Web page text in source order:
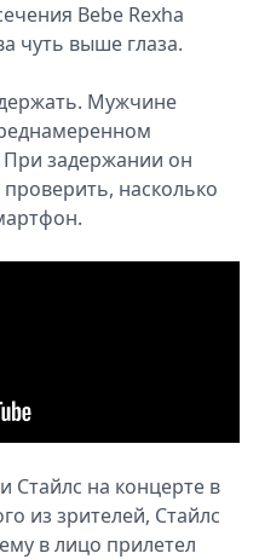
Bebe Rexha
чуть выше глаза.
Мужчине
задержании он
насколько
Стайлс на концерте в
из зрителей, Стайлс
в лицо прилетел